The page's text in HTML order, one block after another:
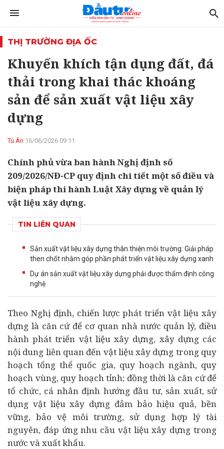
THỊ TRƯỜNG ĐỊA ỐC
Khuyến khích tận dụng đất, đá
thải trong khai thác khoáng
sản để sản xuất vật liệu xây
dựng
Tú Ân 16/06/2026 09:11
Chính phủ vừa ban hành Nghị định số
209/2026/NĐ-CP quy định chi tiết một số điều và
biện pháp thi hành Luật Xây dựng về quản lý
vật liệu xây dựng.
TIN LIÊN QUAN
Sản xuất vật liệu xây dựng thân thiện môi trường: Giải pháp
then chốt nhằm góp phần phát triển vật liệu xây dựng xanh
Dự án sản xuất vật liệu xây dựng phải được thẩm định công
nghệ
Theo Nghị định, chiến lược phát triển vật liệu xây
dựng là căn cứ để cơ quan nhà nước quản lý, điều
hành phát triển vật liệu xây dựng, xây dựng các
nội dung liên quan đến vật liệu xây dựng trong quy
hoạch tổng thể quốc gia, quy hoạch ngành, quy
hoạch vùng, quy hoạch tỉnh; đồng thời là căn cứ để
tổ chức, cá nhân định hướng đầu tư, sản xuất, sử
dụng vật liệu xây dựng đảm bảo hiệu quả, bền
vững, bảo vệ môi trường, sử dụng hợp lý tài
nguyên, đáp ứng nhu cầu vật liệu xây dựng trong
nước và xuất khẩu.